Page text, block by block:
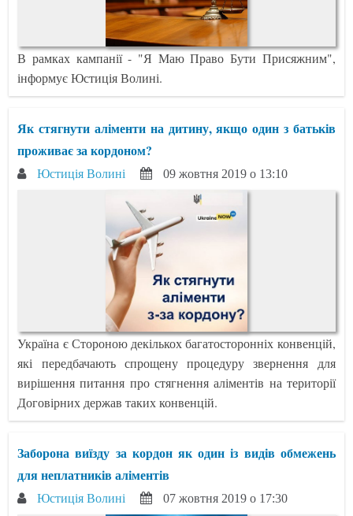
В рамках кампанії - "Я Маю Право Бути Присяжним",
інформує Юстиція Волині.
Як стягнути аліменти на дитину, якщо один з батьків
проживає за кордоном?
Юстиція Волині 09 жовтня 2019 о 13:10
Україна є Стороною декількох багатосторонніх конвенцій,
які передбачають спрощену процедуру звернення для
вирішення питання про стягнення аліментів на території
Договірних держав таких конвенцій.
Заборона виїзду за кордон як один із видів обмежень
для неплатників аліментів
Юстиція Волині 07 жовтня 2019 о 17:30